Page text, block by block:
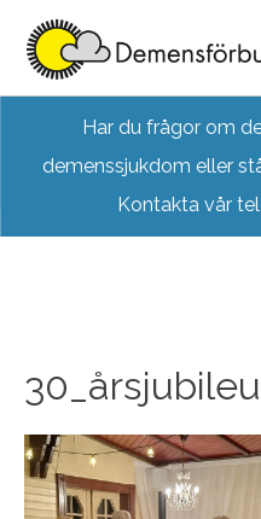
content
Har du frågor om
demenssjukdom eller
Kontakta vår